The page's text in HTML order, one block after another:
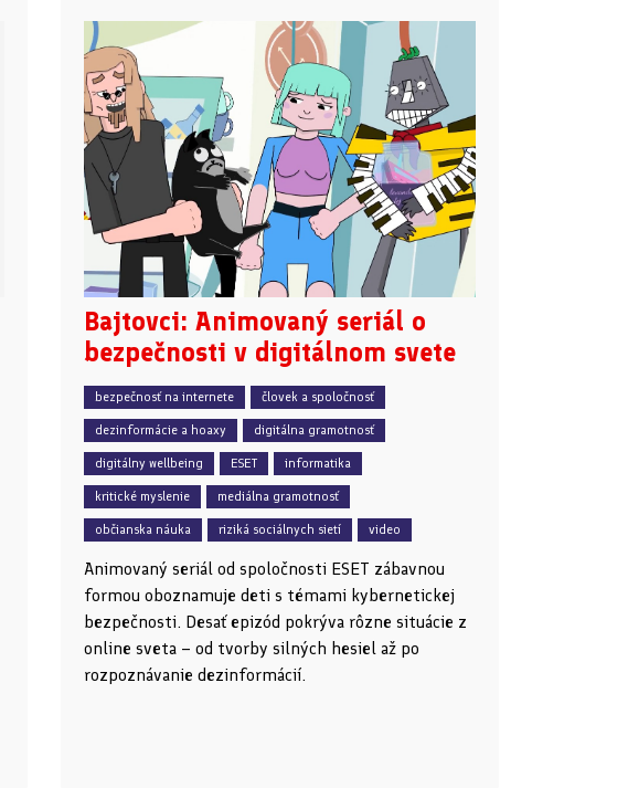
Bajtovci: Animovaný seriál o
bezpečnosti v digitálnom svete
bezpečnosť na internete človek a spoločnosť
dezinformácie a hoaxy digitálna gramotnosť
digitálny wellbeing ESET informatika
kritické myslenie mediálna gramotnosť
občianska náuka riziká sociálnych sietí video
Animovaný seriál od spoločnosti ESET zábavnou
formou oboznamuje deti s témami kybernetickej
bezpečnosti. Desať epizód pokrýva rôzne situácie z
online sveta – od tvorby silných hesiel až po
rozpoznávanie dezinformácií.